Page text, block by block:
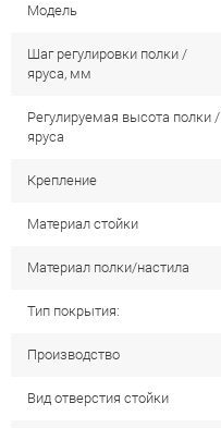
Модель
Шаг регулировки полки /
яруса, мм
Регулируемая высота полки /
яруса
Крепление
Материал стойки
Материал полки/настила
Тип покрытия:
Производство
Вид отверстия стойки